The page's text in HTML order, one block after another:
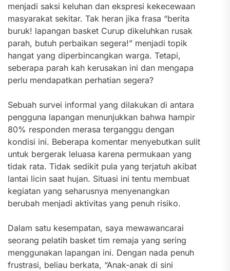
menjadi saksi keluhan dan ekspresi kekecewaan
masyarakat sekitar. Tak heran jika frasa “berita
buruk! lapangan basket Curup dikeluhkan rusak
parah, butuh perbaikan segera!” menjadi topik
hangat yang diperbincangkan warga. Tetapi,
seberapa parah kah kerusakan ini dan mengapa
perlu mendapatkan perhatian segera?
Sebuah survei informal yang dilakukan di antara
pengguna lapangan menunjukkan bahwa hampir
80% responden merasa terganggu dengan
kondisi ini. Beberapa komentar menyebutkan sulit
untuk bergerak leluasa karena permukaan yang
tidak rata. Tidak sedikit pula yang terjatuh akibat
lantai licin saat hujan. Situasi ini tentu membuat
kegiatan yang seharusnya menyenangkan
berubah menjadi aktivitas yang penuh risiko.
Dalam satu kesempatan, saya mewawancarai
seorang pelatih basket tim remaja yang sering
menggunakan lapangan ini. Dengan nada penuh
frustrasi, beliau berkata, “Anak-anak di sini